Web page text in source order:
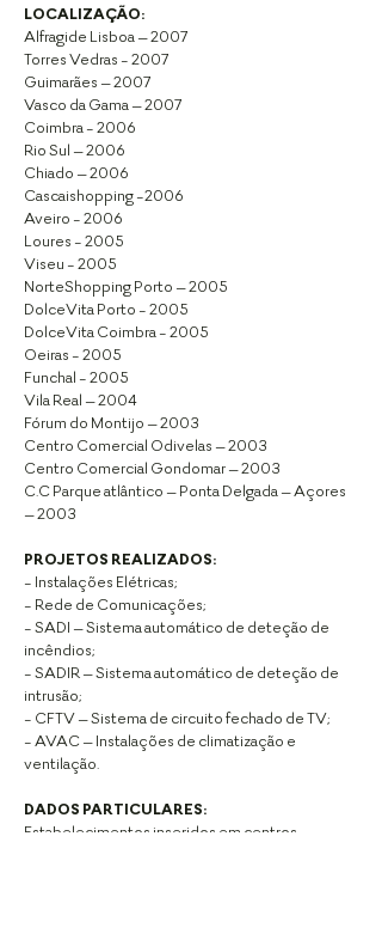
LOCALIZAÇÃO:
Alfragide Lisboa – 2007
Torres Vedras - 2007
Guimarães – 2007
Vasco da Gama – 2007
Coimbra - 2006
Rio Sul – 2006
Chiado – 2006
Cascaishopping -2006
Aveiro - 2006
Loures - 2005
Viseu - 2005
NorteShopping Porto – 2005
DolceVita Porto - 2005
DolceVita Coimbra - 2005
Oeiras - 2005
Funchal - 2005
Vila Real – 2004
Fórum do Montijo – 2003
Centro Comercial Odivelas – 2003
Centro Comercial Gondomar – 2003
C.C Parque atlântico – Ponta Delgada – Açores
– 2003
PROJETOS REALIZADOS:
- Instalações Elétricas;
- Rede de Comunicações;
- SADI – Sistema automático de deteção de
incêndios;
- SADIR – Sistema automático de deteção de
intrusão;
- CFTV – Sistema de circuito fechado de TV;
- AVAC – Instalações de climatização e
ventilação.
DADOS PARTICULARES:
Estabelecimentos inseridos em centros